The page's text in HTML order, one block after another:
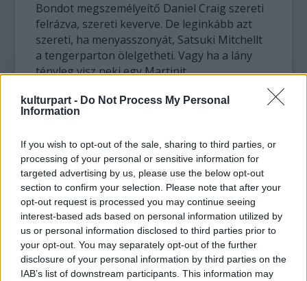
kulturpart - Do Not Process My Personal
Information
If you wish to opt-out of the sale, sharing to third parties, or
processing of your personal or sensitive information for
targeted advertising by us, please use the below opt-out
section to confirm your selection. Please note that after your
opt-out request is processed you may continue seeing
interest-based ads based on personal information utilized by
us or personal information disclosed to third parties prior to
your opt-out. You may separately opt-out of the further
disclosure of your personal information by third parties on the
IAB’s list of downstream participants. This information may
Bondot megszemélyeítő Daniel Craig szereti
felrázva, szereti keverve. De leginkább azt
szereti, ha menyasszonyát, Satsuki Mitchellt
a tengerparton ölelgetheti. Vagy ha a lány
tényleg visz neki egy Martinit.
Az álompár és a sleppjük a karácsonykor a
karib-tengeri Saint Barts szigetre röppent,
pancsikoltak és vadul csókolóztak.
Mivel a szexi lány nem szeret akciós
karácsonyi ajándékok között tipródni
valamelyik nagyvárosban, így a 007-es
megadta neki azt, amire vágyott. És még mást
is.